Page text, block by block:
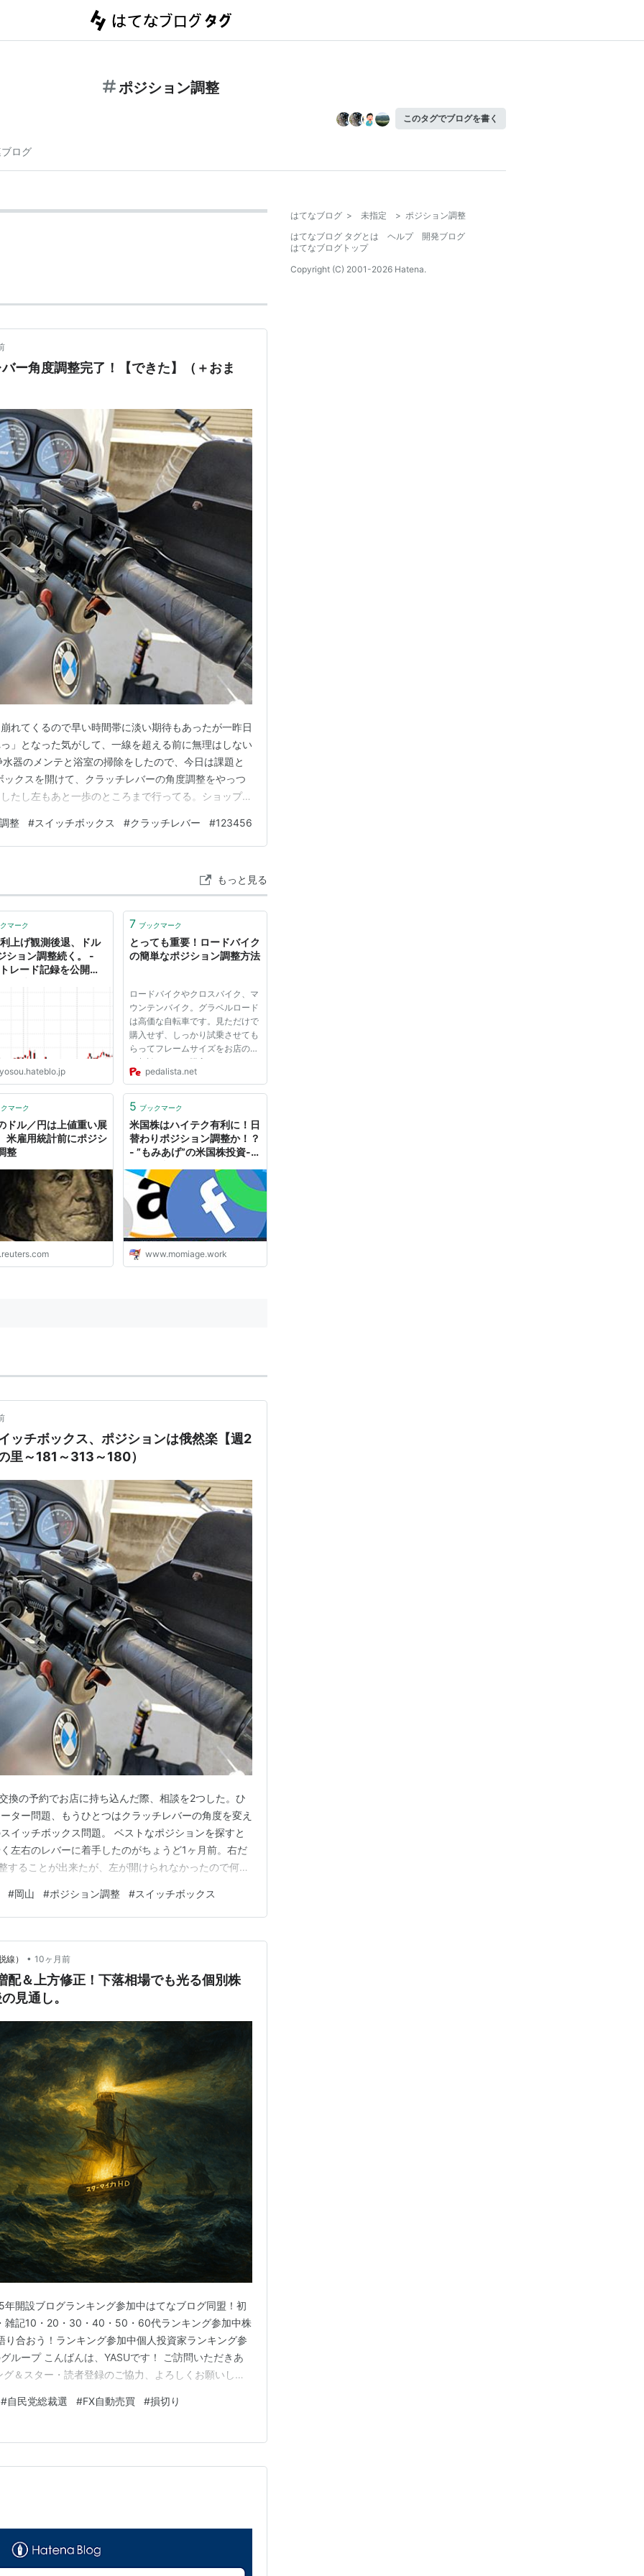
ポジション調整
このタグでブログを書く
ログ
ー角度調整完了！【できた】（＋おま
れてくるので早い時間帯に淡い期待もあったが一昨日
」となった気がして、一線を超える前に無理はしない
器のメンテと浴室の掃除をしたので、今日は課題と
クスを開けて、クラッチレバーの角度調整をやっつ
たし左もあと一歩のところまで行ってる。ショップの
うしても開かなかった。 exmaruisu.hateblo.jp でも
きる…
整 #スイッチボックス #クラッチレバー #123456
もっと見る
マーク
上げ観測後退、ドル
ション調整続く。 -
レード記録を公開・
7 ブックマーク
とっても重要！ロードバイク
の簡単なポジション調整方法
ロードバイクやクロスバイク、マ
ウンテンバイク。グラベルロード
は高価な自転車です。見ただけで
購入せず、しっかり試乗させても
らってフレームサイズをお店の人
に相談してから購入しましょう。
サドルの高さ サドルの高さはポ
番最初に合わせます。サドルの高
pedalista.net
マーク
ドル／円は上値重い展
米雇用統計前にポジシ
整
5 ブックマーク
米国株はハイテク有利に！日
替わりポジション調整か！？
- ”もみあげ”の米国株投資-
www.momiage.work
ッチボックス、ポジションは俄然楽【週2
里～181～313～180）
換の予約でお店に持ち込んだ際、相談を2つした。ひ
ター問題、もうひとつはクラッチレバーの角度を変え
イッチボックス問題。 ベストなポジションを探すと
左右のレバーに着手したのがちょうど1ヶ月前。右だ
することが出来たが、左が開けられなかったので何と
とわかった。一方グリップヒーターの件は、思ったほ
…
#岡山 #ポジション調整 #スイッチボックス
線） • 10ヶ月前
配＆上方修正！下落相場でも光る個別株
見通し。
開設ブログランキング参加中はてなブログ同盟！初
雑記10・20・30・40・50・60代ランキング参加中株
り合おう！ランキング参加中個人投資家ランキング参
ループ こんばんは、YASUです！ ご訪問いただきあ
＆スター・読者登録のご協力、よろしくお願いしま
関の閉鎖リスクに始まり、雇用統計の発表が遅れる
#自民党総裁選 #FX自動売買 #損切り
はてなブログ > 未指定 > ポジション調整
はてなブログ タグとは
ヘルプ
開発ブログ
はてなブログトップ
Copyright (C) 2001-2026 Hatena.